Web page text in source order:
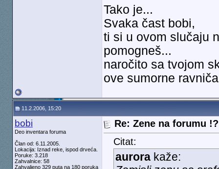
Tako je...
Svaka čast bobi,
ti si u ovom slučaju
pomogneš...
naročito sa tvojom
ove sumorne
11.2.2006, 15:20
bobi
Deo inventara foruma
Član od: 6.11.2005.
Lokacija: Iznad reke, ispod drveća.
Poruke: 3.218
Zahvalnice: 58
Zahvaljeno 329 puta na 180 poruka
Re: Zene na forumu
Citat:
aurorakaže: